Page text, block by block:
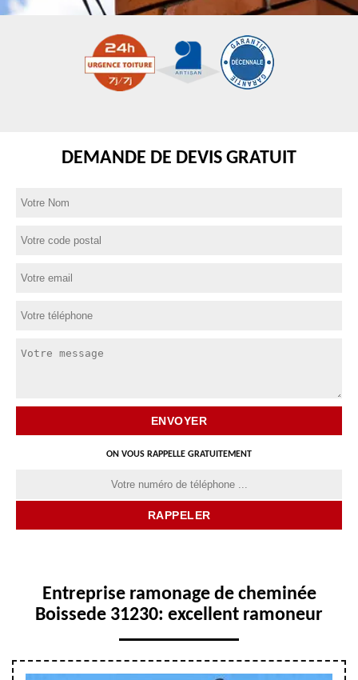
DEMANDE DE DEVIS GRATUIT
ON VOUS RAPPELLE GRATUITEMENT
Entreprise ramonage de cheminée
Boissede 31230: excellent ramoneur